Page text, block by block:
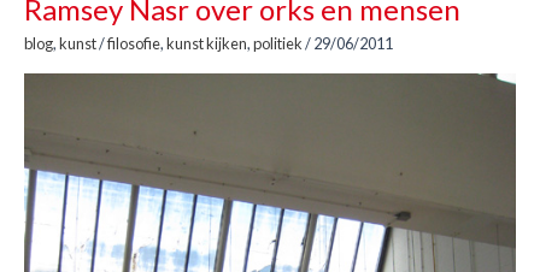
Ramsey Nasr over orks en mensen
blog,kunst/filosofie,kunst kijken,politiek/29/06/2011